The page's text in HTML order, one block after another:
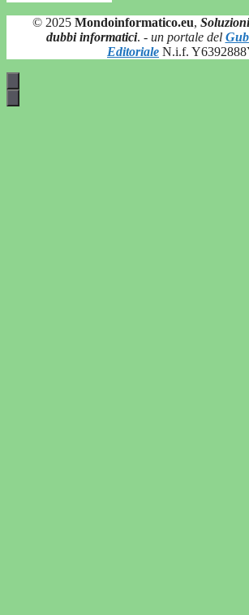
© 2025 Mondoinformatico.eu,
dubbi informatici. - un portale del
Editoriale N.i.f.